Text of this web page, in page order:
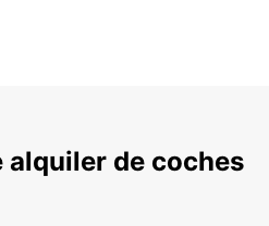
alquiler de coches